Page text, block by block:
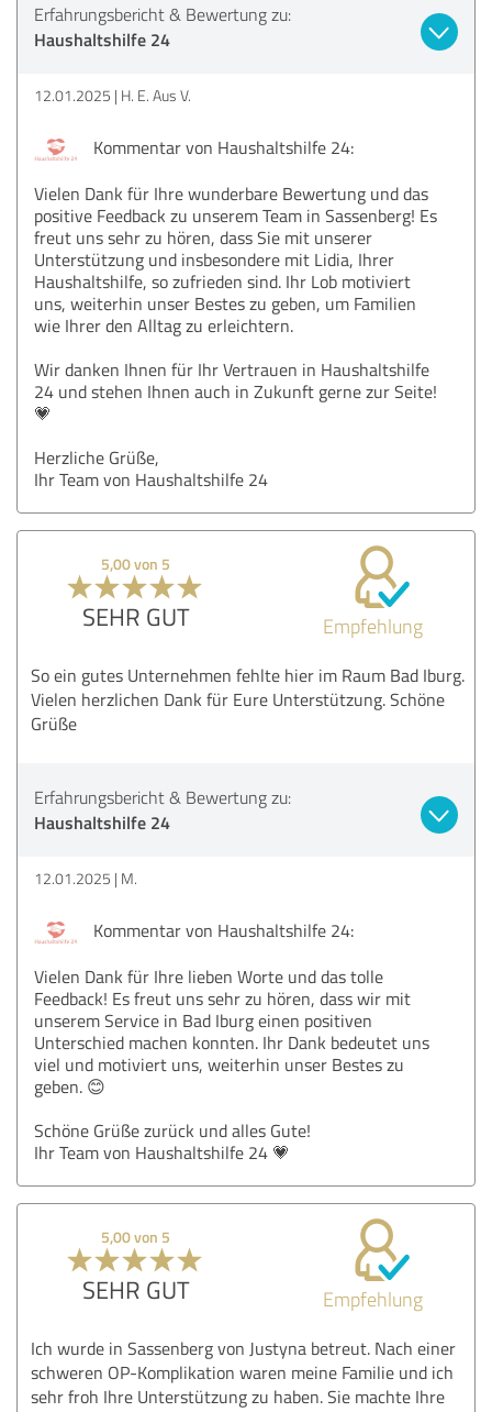
Erfahrungsbericht & Bewertung zu:
Haushaltshilfe 24
12.01.2025 H. E. Aus V.
Kommentar von Haushaltshilfe 24:
Vielen Dank für Ihre wunderbare Bewertung und das
positive Feedback zu unserem Team in Sassenberg! Es
freut uns sehr zu hören, dass Sie mit unserer
Unterstützung und insbesondere mit Lidia, Ihrer
Haushaltshilfe, so zufrieden sind. Ihr Lob motiviert
uns, weiterhin unser Bestes zu geben, um Familien
wie Ihrer den Alltag zu erleichtern.
Wir danken Ihnen für Ihr Vertrauen in Haushaltshilfe
24 und stehen Ihnen auch in Zukunft gerne zur Seite!
💗
Herzliche Grüße,
Ihr Team von Haushaltshilfe 24
5,00 von 5
SEHR GUT Empfehlung
So ein gutes Unternehmen fehlte hier im Raum Bad Iburg.
Vielen herzlichen Dank für Eure Unterstützung. Schöne
Grüße
Erfahrungsbericht & Bewertung zu:
Haushaltshilfe 24
12.01.2025 M.
Kommentar von Haushaltshilfe 24:
Vielen Dank für Ihre lieben Worte und das tolle
Feedback! Es freut uns sehr zu hören, dass wir mit
unserem Service in Bad Iburg einen positiven
Unterschied machen konnten. Ihr Dank bedeutet uns
viel und motiviert uns, weiterhin unser Bestes zu
geben. 😊
Schöne Grüße zurück und alles Gute!
Ihr Team von Haushaltshilfe 24 💗
5,00 von 5
SEHR GUT Empfehlung
Ich wurde in Sassenberg von Justyna betreut. Nach einer
schweren OP-Komplikation waren meine Familie und ich
sehr froh Ihre Unterstützung zu haben. Sie machte Ihre